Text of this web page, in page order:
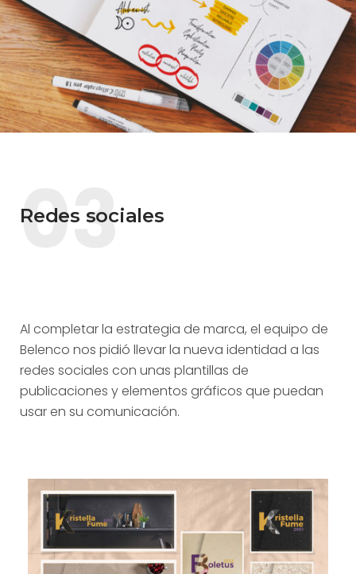
como el oro y el aguamarina.
03
Redes sociales
Al completar la estrategia de marca, el equipo de
Belenco nos pidió llevar la nueva identidad a las
redes sociales con unas plantillas de
publicaciones y elementos gráficos que puedan
usar en su comunicación.